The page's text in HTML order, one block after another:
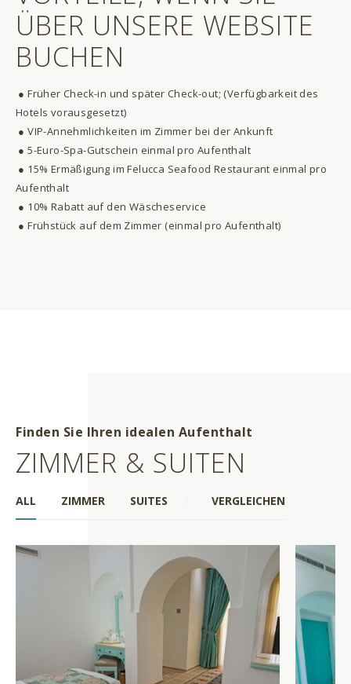
ÜBER UNSERE WEBSITE
BUCHEN
● Früher Check-in und später Check-out; (Verfügbarkeit des
Hotels vorausgesetzt)
● VIP-Annehmlichkeiten im Zimmer bei der Ankunft
● 5-Euro-Spa-Gutschein einmal pro Aufenthalt
● 15% Ermäßigung im Felucca Seafood Restaurant einmal pro
Aufenthalt
● 10% Rabatt auf den Wäscheservice
● Frühstück auf dem Zimmer (einmal pro Aufenthalt)
Finden Sie Ihren idealen Aufenthalt
ZIMMER & SUITEN
ALL ZIMMER SUITES VERGLEICHEN